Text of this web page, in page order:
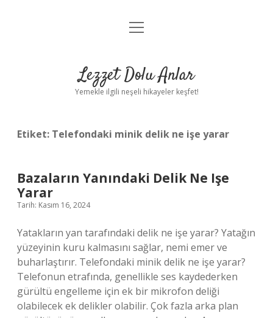
Anasayfa
Yasal Uyarı
menüyü
Lezzet Dolu Anlar
Yemekle ilgili neşeli hikayeler keşfet!
Etiket: Telefondaki minik delik ne işe yarar
Bazaların Yanındaki Delik Ne Işe
Yarar
Tarih: Kasım 16, 2024
Yatakların yan tarafındaki delik ne işe yarar? Yatağın
yüzeyinin kuru kalmasını sağlar, nemi emer ve
buharlaştırır. Telefondaki minik delik ne işe yarar?
Telefonun etrafında, genellikle ses kaydederken
gürültü engelleme için ek bir mikrofon deliği
olabilecek ek delikler olabilir. Çok fazla arka plan